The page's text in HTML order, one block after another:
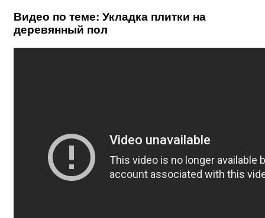
Видео по теме: Укладка плитки на
деревянный пол